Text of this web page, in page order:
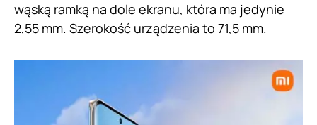
wąską ramką na dole ekranu, która ma jedynie
2,55 mm. Szerokość urządzenia to 71,5 mm.